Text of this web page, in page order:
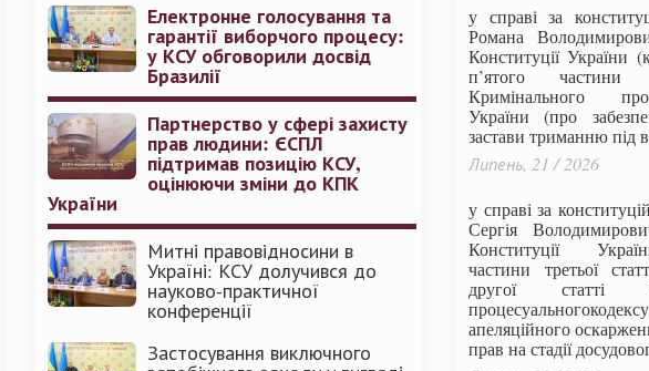
Електронне голосування та
гарантії виборчого процесу:
у КСУ обговорили досвід
Бразилії
Партнерство у сфері захисту
прав людини: ЄСПЛ
підтримав позицію КСУ,
оцінюючи зміни до КПК
України
Митні правовідносини в
Україні: КСУ долучився до
науково-практичної
конференції
Застосування виключного
у справі за
Романа
Конституції України
п’ятого частини
Кримінального
України (про
застави триманню під
Липень, 21 / 2026
у справі за
Сергія
Конституції
частини третьої
другої статті
апеляційного
прав на стадії